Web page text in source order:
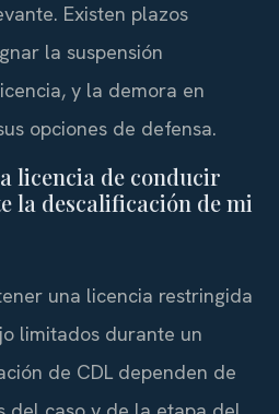
Existen plazos
la suspensión
y la demora en
opciones de defensa.
licencia de conducir
la descalificación de mi
una licencia restringida
limitados durante un
de CDL dependen de